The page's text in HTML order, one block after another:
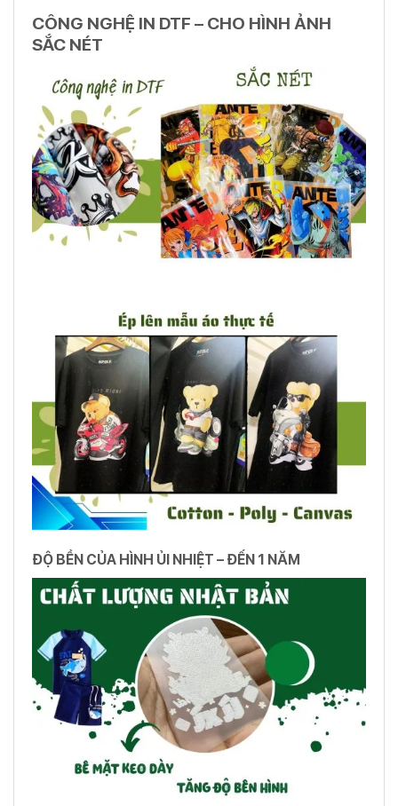
CÔNG NGHỆ IN DTF – CHO HÌNH ẢNH
SẮC NÉT
ĐỘ BỀN CỦA HÌNH ỦI NHIỆT – ĐẾN 1 NĂM